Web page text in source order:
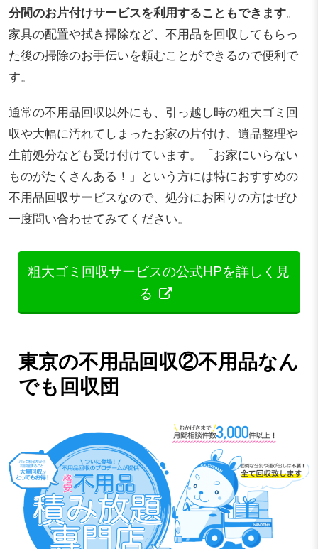
分間のお片付けサービスを利用することもできます。
家具の配置や拭き掃除など、不用品を回収してもらっ
た後の掃除のお手伝いを頼むことができるので便利で
す。
通常の不用品回収以外にも、引っ越し時の粗大ゴミ回
収や大幅に汚れてしまったお家の片付け、遺品整理や
生前処分なども受け付けています。「お家にいらない
ものがたくさんある！」という方には特におすすめの
不用品回収サービスなので、処分にお困りの方はぜひ
一度問い合わせてみてください。
粗大ゴミ回収サービスの公式HPを詳しく見
る
東京の不用品回収②不用品なん
でも回収団